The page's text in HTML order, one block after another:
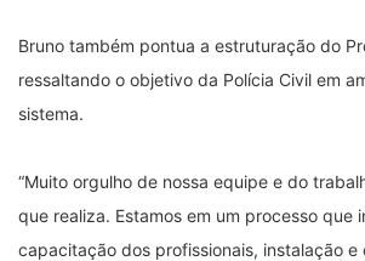
Bruno também pontua a estruturação do
ressaltando o objetivo da Polícia Civil em
sistema.
“Muito orgulho de nossa equipe e do
que realiza. Estamos em um processo que
capacitação dos profissionais, instalação e